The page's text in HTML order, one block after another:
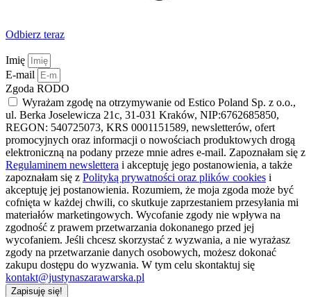
Odbierz teraz
Imię
E-mail
Zgoda RODO
Wyrażam zgodę na otrzymywanie od Estico Poland Sp. z o.o.,
ul. Berka Joselewicza 21c, 31-031 Kraków, NIP:6762685850,
REGON: 540725073, KRS 0001151589, newsletterów, ofert
promocyjnych oraz informacji o nowościach produktowych drogą
elektroniczną na podany przeze mnie adres e-mail. Zapoznałam się z
Regulaminem newslettera i akceptuję jego postanowienia, a także
zapoznałam się z Polityką prywatności oraz plików cookies i
akceptuję jej postanowienia. Rozumiem, że moja zgoda może być
cofnięta w każdej chwili, co skutkuje zaprzestaniem przesyłania mi
materiałów marketingowych. Wycofanie zgody nie wpływa na
zgodność z prawem przetwarzania dokonanego przed jej
wycofaniem. Jeśli chcesz skorzystać z wyzwania, a nie wyrażasz
zgody na przetwarzanie danych osobowych, możesz dokonać
zakupu dostępu do wyzwania. W tym celu skontaktuj się
kontakt@justynaszarawarska.pl
Zapisuję się!